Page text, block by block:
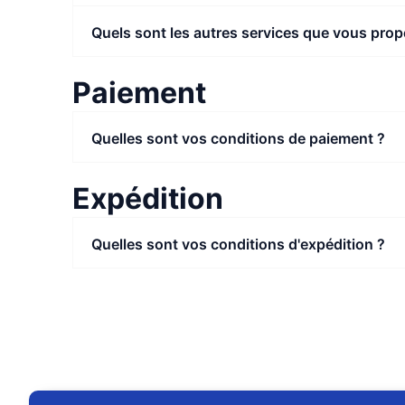
Quels sont les autres services que vous
Paiement
Quelles sont vos conditions de paiement ?
Expédition
Quelles sont vos conditions d'expédition ?